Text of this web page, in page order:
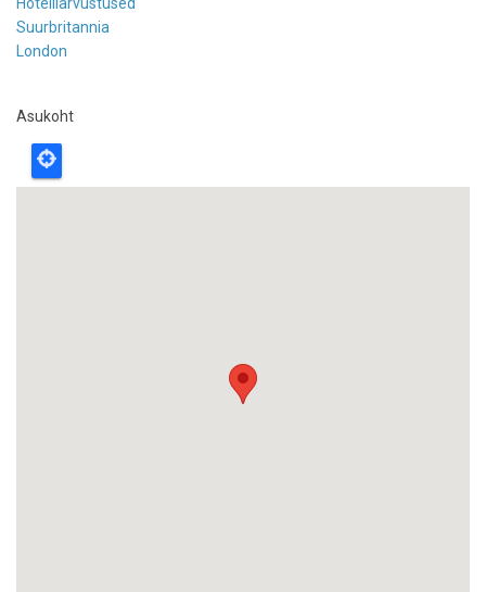
Hotelliarvustused
Suurbritannia
London
Asukoht